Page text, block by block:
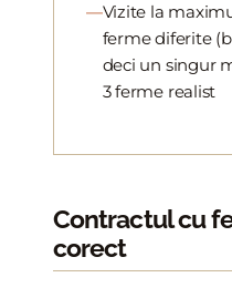
Vizite la
ferme diferite
deci un singur
3 ferme realist
Contractul cu
corect